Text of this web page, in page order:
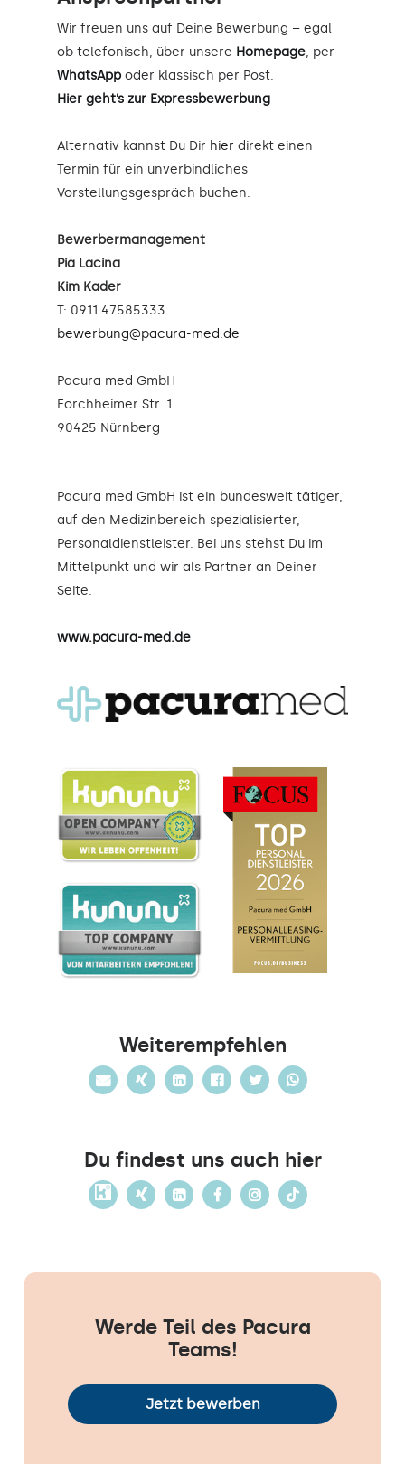
Wir freuen uns auf Deine Bewerbung – egal
ob telefonisch, über unsere Homepage, per
WhatsApp oder klassisch per Post.
Hier geht’s zur Expressbewerbung
Alternativ kannst Du Dir hier direkt einen
Termin für ein unverbindliches
Vorstellungsgespräch buchen.
Bewerbermanagement
Pia Lacina
Kim Kader
T: 0911 47585333
bewerbung@pacura-med.de
Pacura med GmbH
Forchheimer Str. 1
90425 Nürnberg
Pacura med GmbH ist ein bundesweit tätiger,
auf den Medizinbereich spezialisierter,
Personaldienstleister. Bei uns stehst Du im
Mittelpunkt und wir als Partner an Deiner
Seite.
www.pacura-med.de
Weiterempfehlen
Du findest uns auch hier
Werde Teil des Pacura
Teams!
Jetzt bewerben